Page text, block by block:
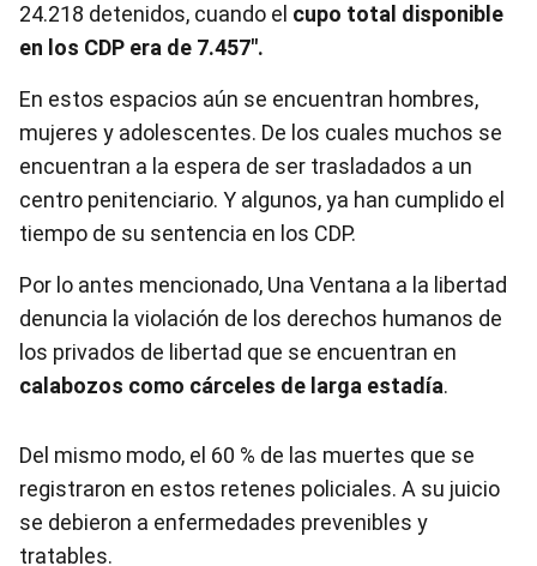
24.218 detenidos, cuando el cupo total disponible
en los CDP era de 7.457″.
En estos espacios aún se encuentran hombres,
mujeres y adolescentes. De los cuales muchos se
encuentran a la espera de ser trasladados a un
centro penitenciario. Y algunos, ya han cumplido el
tiempo de su sentencia en los CDP.
Por lo antes mencionado, Una Ventana a la libertad
denuncia la violación de los derechos humanos de
los privados de libertad que se encuentran en
calabozos como cárceles de larga estadía.
Del mismo modo, el 60 % de las muertes que se
registraron en estos retenes policiales. A su juicio
se debieron a enfermedades prevenibles y
tratables.